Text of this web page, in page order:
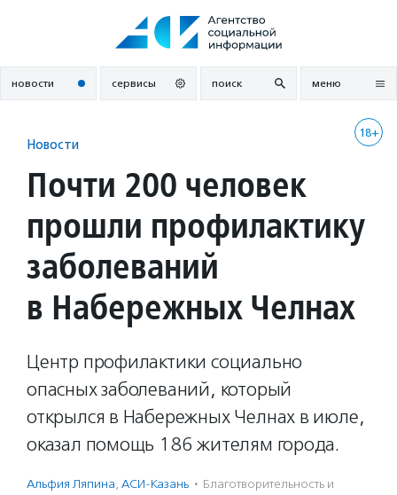
новости сервисы поиск меню
18+
Новости
Почти 200 человек
прошли профилактику
заболеваний
в Набережных Челнах
Центр профилактики социально
опасных заболеваний, который
открылся в Набережных Челнах в июле,
оказал помощь 186 жителям города.
Альфия Ляпина, АСИ-Казань · Благотвори­тель­ность и